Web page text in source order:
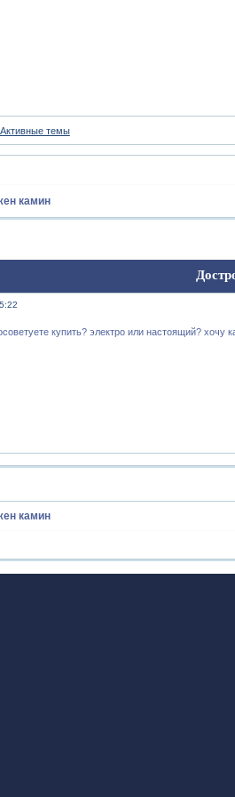
Активные темы
камин
купить? электро или настоящий? хочу
камин